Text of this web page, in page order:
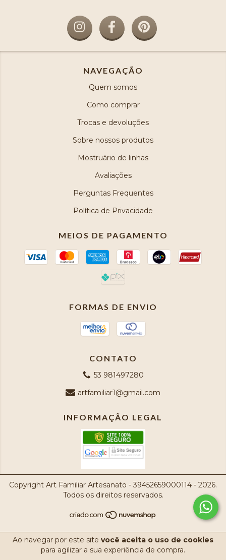
Ao navegar por este site você aceita o uso de cookies
para agilizar a sua experiência de compra.
NAVEGAÇÃO
Quem somos
Como comprar
Trocas e devoluções
Sobre nossos produtos
Mostruário de linhas
Avaliações
Perguntas Frequentes
Política de Privacidade
MEIOS DE PAGAMENTO
FORMAS DE ENVIO
CONTATO
53 981497280
artfamiliar1@gmail.com
INFORMAÇÃO LEGAL
Copyright Art Familiar Artesanato - 39452659000114 - 2026.
Todos os direitos reservados.